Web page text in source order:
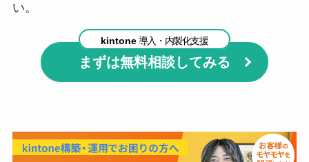
い。
kintone導入・内製化支援
まずは無料相談してみる